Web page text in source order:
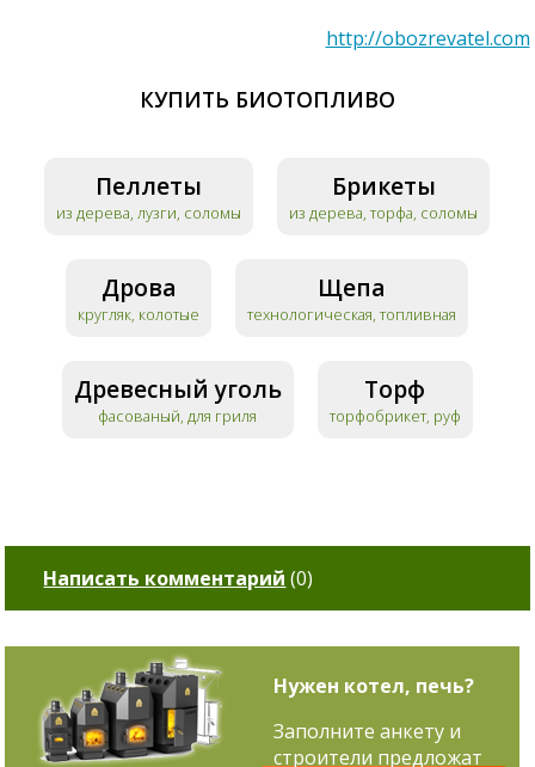
http://obozrevatel.com
КУПИТЬ БИОТОПЛИВО
Пеллеты
из дерева, лузги, соломы
Брикеты
из дерева, торфа, соломы
Дрова
кругляк, колотые
Щепа
технологическая, топливная
Древесный уголь
фасованый, для гриля
Торф
торфобрикет, руф
Написать комментарий (0)
Нужен котел, печь?
Заполните анкету и
строители предложат